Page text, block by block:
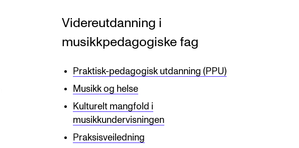
Videreutdanning i
musikkpedagogiske fag
Praktisk-pedagogisk utdanning (PPU)
Musikk og helse
Kulturelt mangfold i
musikkundervisningen
Praksisveiledning